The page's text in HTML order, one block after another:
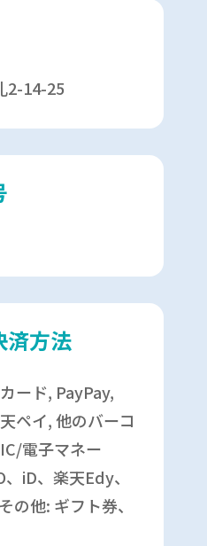
2-14-25
済方法
ード, PayPay,
ペイ, 他のバーコ
電子マネー
、iD、楽天Edy、
の他: ギフト券、